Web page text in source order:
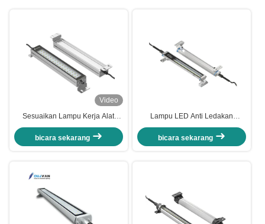
Video
Sesuaikan Lampu Kerja Alat
Mesin Lampu Led Tahan
Ledakan Industri 24V
bicara sekarang
Lampu LED Anti Ledakan
2397lm Tahan Ledakan
Aluminium Daya Tinggi 40w
bicara sekarang